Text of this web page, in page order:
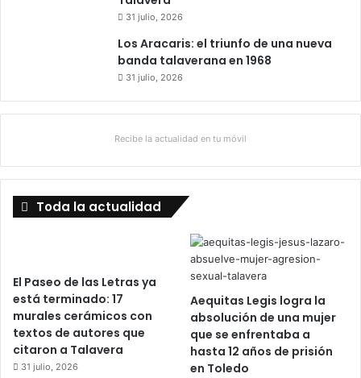
31 julio, 2026
Los Aracaris: el triunfo de una nueva
banda talaverana en 1968
31 julio, 2026
Recibe la actualidad en tu móvil
Toda la actualidad
El Paseo de las Letras ya
está terminado: 17
murales cerámicos con
textos de autores que
citaron a Talavera
31 julio, 2026
Aequitas Legis logra la
absolución de una mujer
que se enfrentaba a
hasta 12 años de prisión
en Toledo